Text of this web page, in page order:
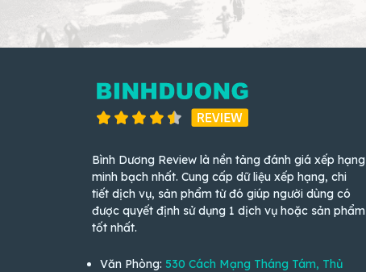
Bình Dương Review là nền tảng đánh giá xếp hạng
minh bạch nhất. Cung cấp dữ liệu xếp hạng, chi
tiết dịch vụ, sản phẩm từ đó giúp người dùng có
được quyết định sử dụng 1 dịch vụ hoặc sản phẩm
tốt nhất.
Văn Phòng: 530 Cách Mạng Tháng Tám, Thủ